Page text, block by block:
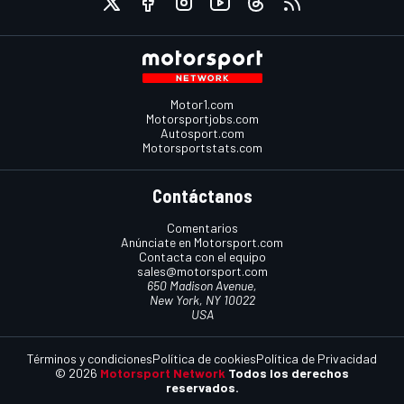
Motor1.com
Motorsportjobs.com
Autosport.com
Motorsportstats.com
Contáctanos
Comentarios
Anúnciate en Motorsport.com
Contacta con el equipo
sales@motorsport.com
650 Madison Avenue,
New York, NY 10022
USA
© 2026 Motorsport Network Todos los derechos
reservados.
Términos y condicionesPolítica de cookiesPolítica de Privacidad